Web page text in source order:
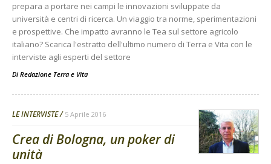
prepara a portare nei campi le innovazioni sviluppate da
università e centri di ricerca. Un viaggio tra norme, sperimentazioni
e prospettive. Che impatto avranno le Tea sul settore agricolo
italiano? Scarica l'estratto dell'ultimo numero di Terra e Vita con le
interviste agli esperti del settore
Di Redazione Terra e Vita
LE INTERVISTE 5 Aprile 2016
Crea di Bologna, un poker di
unità